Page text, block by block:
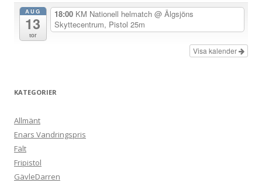
g
AUG
13
tor
18:00 KM Nationell helmatch @ Älgsjöns
Skyttecentrum, Pistol 25m
Visa kalender
KATEGORIER
Allmänt
Enars Vandringspris
Fält
Fripistol
GävleDarren